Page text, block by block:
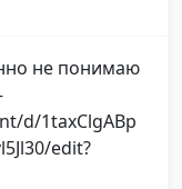
не понимаю
d/1taxClgABp
edit?